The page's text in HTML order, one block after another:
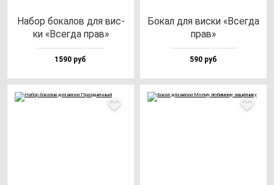
Набор бо­ка­лов для вис­
ки «Всег­да прав»
1590 руб
Бокал для вис­ки «Всег­да
прав»
590 руб